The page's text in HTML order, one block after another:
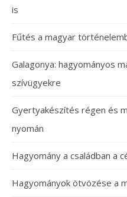
is
Fűtés a magyar
Galagonya: hagyományos
szívügyekre
Gyertyakészítés régen és
nyomán
Hagyomány a családban a
Hagyományok ötvözése a